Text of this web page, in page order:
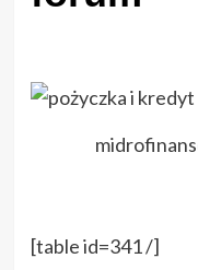
[table id=341 /]